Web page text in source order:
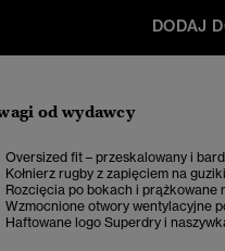
DODAJ
od wydawcy
Oversized fit – przeskalowany i
Kołnierz rugby z zapięciem na guziki
Rozcięcia po bokach i prążkowane
Wzmocnione otwory wentylacyjne
Haftowane logo Superdry i